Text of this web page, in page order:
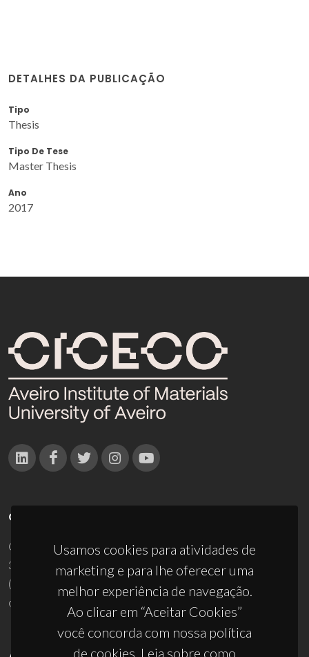
DETALHES DA PUBLICAÇÃO
Tipo
Thesis
Tipo De Tese
Master Thesis
Ano
2017
Usamos cookies para atividades de
marketing e para lhe oferecer uma
melhor experiência de navegação.
Ao clicar em “Aceitar Cookies”
você concorda com nossa política
de cookies. Leia sobre como
CONTACTOS
Campus Universitário de Santiago
3810-193 Aveiro - Portugal
(+351) 234 370 200
ciceco@ua.pt